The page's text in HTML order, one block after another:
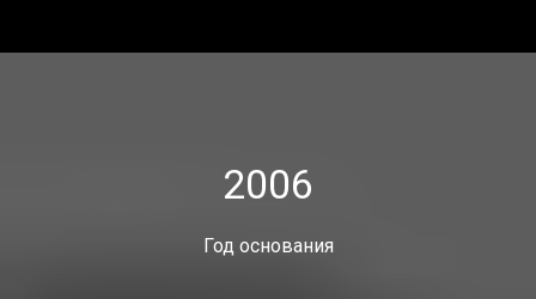
2006
Год основания